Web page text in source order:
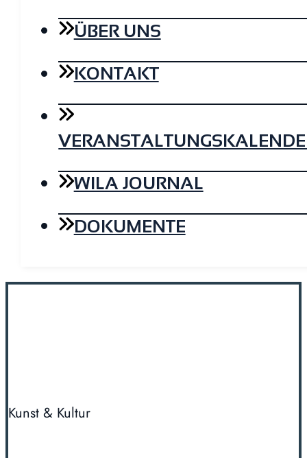
ÜBER UNS
KONTAKT
WILA JOURNAL
DOKUMENTE
Kunst & Kultur